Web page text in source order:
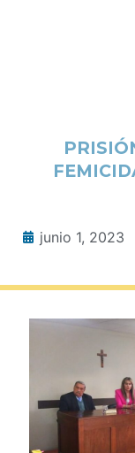
junio 1, 2023